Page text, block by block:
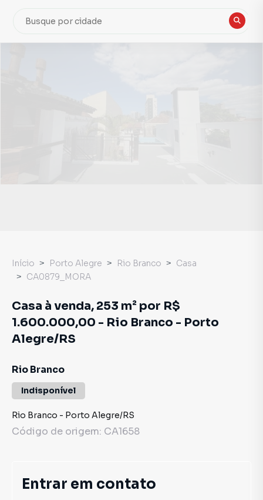
Início Porto Alegre Rio Branco
Casa
CA0879_MORA
Casa à venda, 253 m² por R$
1.600.000,00 - Rio Branco - Porto
Alegre/RS
Rio Branco
Indisponível
Rio Branco - Porto Alegre/RS
Código de origem: CA1658
Entrar em contato